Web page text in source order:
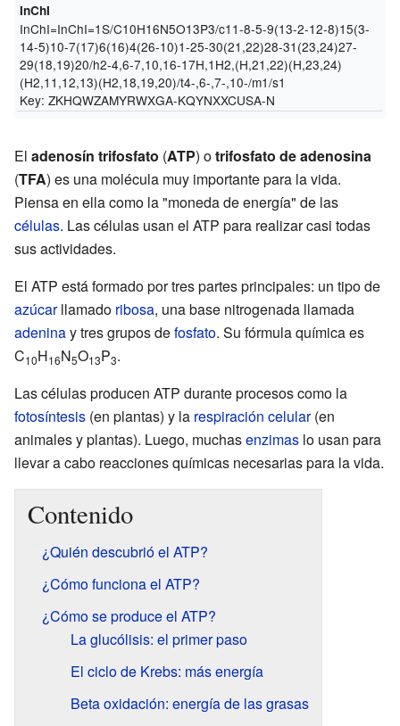
InChI
InChI=InChI=1S/C10H16N5O13P3/c11-8-5-9(13-2-12-8)15(3-
14-5)10-7(17)6(16)4(26-10)1-25-30(21,22)28-31(23,24)27-
29(18,19)20/h2-4,6-7,10,16-17H,1H2,(H,21,22)(H,23,24)
(H2,11,12,13)(H2,18,19,20)/t4-,6-,7-,10-/m1/s1
Key:ZKHQWZAMYRWXGA-KQYNXXCUSA-N
El adenosín trifosfato (ATP) otrifosfato de adenosina
(TFA) es una molécula muy importante para la vida.
Piensa en ella como la "moneda de energía" de las
células. Las células usan el ATP para realizar casi todas
sus actividades.
El ATP está formado por tres partes principales: un tipo de
azúcarllamado ribosa, una base nitrogenada llamada
adeninay tres grupos defosfato. Su fórmula química es
C10H16N5O13P3.
Las células producen ATP durante procesos como la
fotosíntesis (en plantas) y la respiración celular(en
animales y plantas). Luego, muchasenzimas lo usan para
llevar a cabo reacciones químicas necesarias para la vida.
Contenido
¿Quién descubrió el ATP?
¿Cómo funciona el ATP?
¿Cómo se produce el ATP?
La glucólisis: el primer paso
El ciclo de Krebs: más energía
Beta oxidación: energía de las grasas